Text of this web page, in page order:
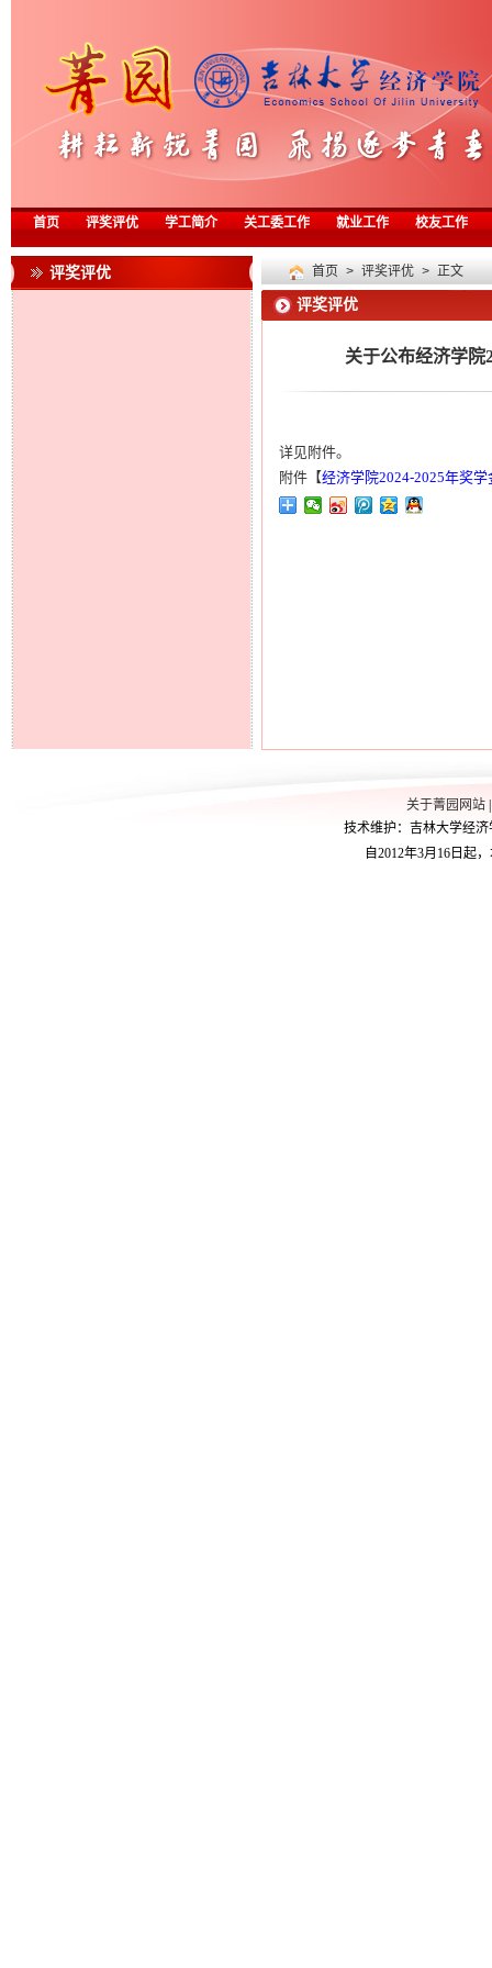
首页 评奖评优 学工简介 关工委工作 就业工作 校友工作
评奖评优 首页 > 评奖评优 > 正文
评奖评优
关于公布经济学院
详见附件。
附件【经济学院2024-2025年奖
关于菁园网站
技术维护：吉林大学经济
自2012年3月16日起